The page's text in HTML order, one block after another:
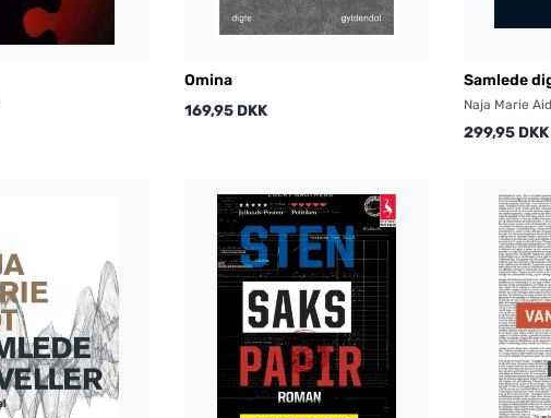
Omina
169,95 DKK
Samlede
Naja Marie
299,95 DKK